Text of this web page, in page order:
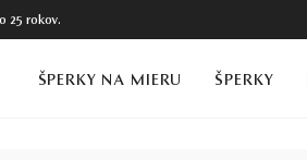
25 rokov.
ŠPERKY NA MIERU ŠPERKY